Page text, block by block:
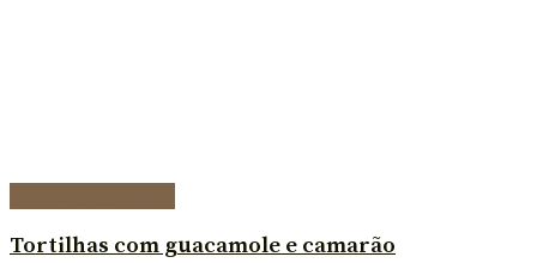
Tortilhas com guacamole e camarão